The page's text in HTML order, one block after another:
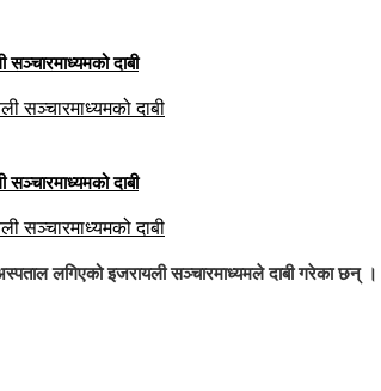
सञ्चारमाध्यमको दाबी
सञ्चारमाध्यमको दाबी
अस्पताल लगिएको इजरायली सञ्चारमाध्यमले दाबी गरेका